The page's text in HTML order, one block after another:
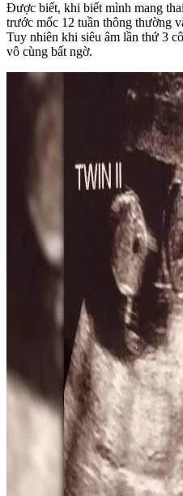
Được biết, khi biết mình mang
trước mốc 12 tuần thông thường
Tuy nhiên khi siêu âm lần thứ 3
vô cùng bất ngờ.